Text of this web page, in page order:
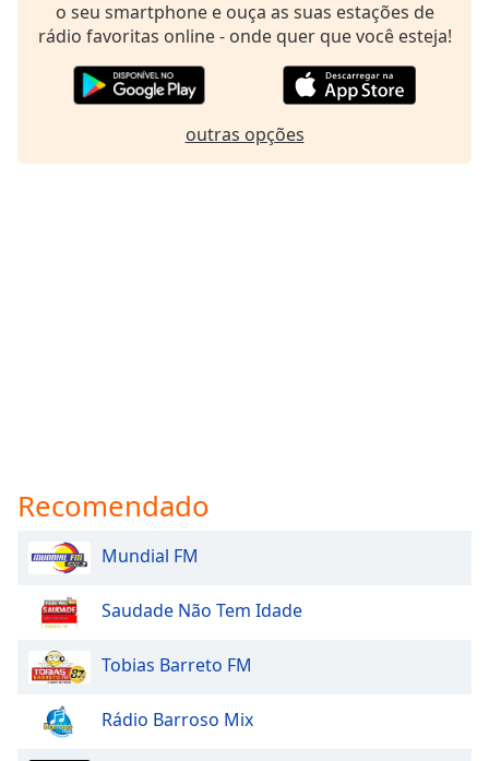
o seu smartphone e ouça as suas estações de
rádio favoritas online - onde quer que você esteja!
outras opções
Recomendado
Mundial FM
Saudade Não Tem Idade
Tobias Barreto FM
Rádio Barroso Mix